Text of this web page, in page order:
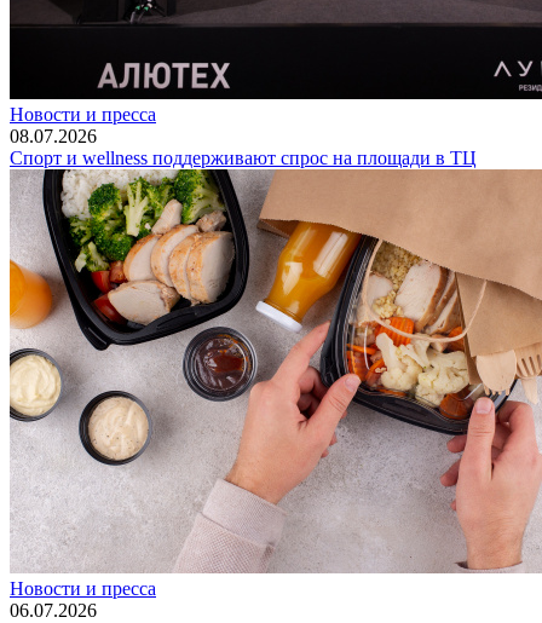
Новости и пресса
08.07.2026
Спорт и wellness поддерживают спрос на площади в ТЦ
Новости и пресса
06.07.2026